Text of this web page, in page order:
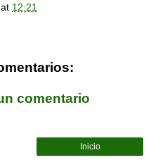
at 12:21
comentario
Inicio